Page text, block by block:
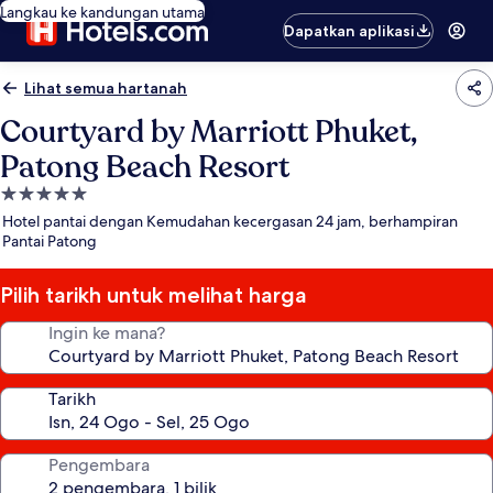
Langkau ke kandungan utama
Dapatkan aplikasi
Lihat semua hartanah
Courtyard by Marriott Phuket,
Patong Beach Resort
Hartanah
5.0
bintang
Hotel pantai dengan Kemudahan kecergasan 24 jam, berhampiran
Pantai Patong
Pilih tarikh untuk melihat harga
Ingin ke mana?
Tarikh
Pengembara